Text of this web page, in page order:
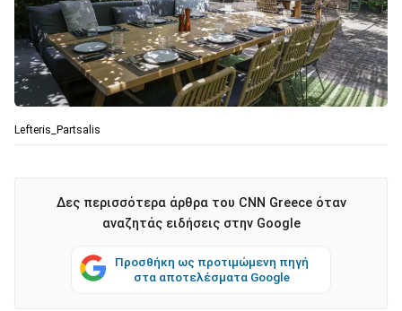
Lefteris_Partsalis
Δες περισσότερα άρθρα του CNN Greece όταν
αναζητάς ειδήσεις στην Google
Προσθήκη ως προτιμώμενη πηγή
στα αποτελέσματα Google